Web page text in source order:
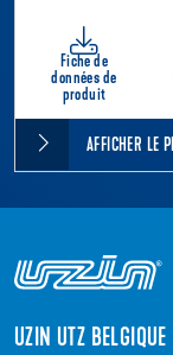
Fiche de
données de
produit
AFFICHER LE
UZIN UTZ BELGIQUE